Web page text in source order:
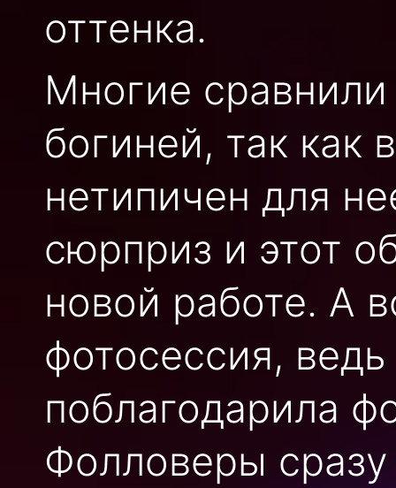
оттенка.
Многие
богиней, так
нетипичен для
сюрприз и этот
новой работе. А
фотосессия,
поблагодарила
Фолловеры